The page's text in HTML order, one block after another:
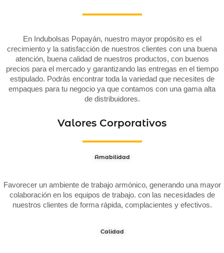
En Indubolsas Popayán, nuestro mayor propósito es el
crecimiento y la satisfacción de nuestros clientes con una buena
atención, buena calidad de nuestros productos, con buenos
precios para el mercado y garantizando las entregas en el tiempo
estipulado. Podrás encontrar toda la variedad que necesites de
empaques para tu negocio ya que contamos con una gama alta
de distribuidores.
Valores Corporativos
Amabilidad
Favorecer un ambiente de trabajo armónico, generando una mayor
colaboración en los equipos de trabajo. con las necesidades de
nuestros clientes de forma rápida, complacientes y efectivos.
Calidad